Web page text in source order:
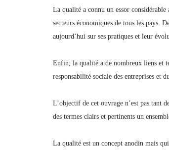
La qualité a connu un essor
secteurs économiques de tous les pays.
aujourd’hui sur ses pratiques et leur
Enfin, la qualité a de nombreux liens et
responsabilité sociale des entreprises et
L’objectif de cet ouvrage n’est pas tant
des termes clairs et pertinents un
La qualité est un concept anodin mais